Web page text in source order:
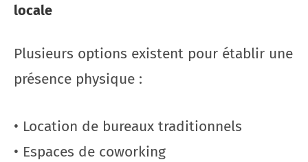
locale
Plusieurs options existent pour établir une
présence physique :
• Location de bureaux traditionnels
• Espaces de coworking